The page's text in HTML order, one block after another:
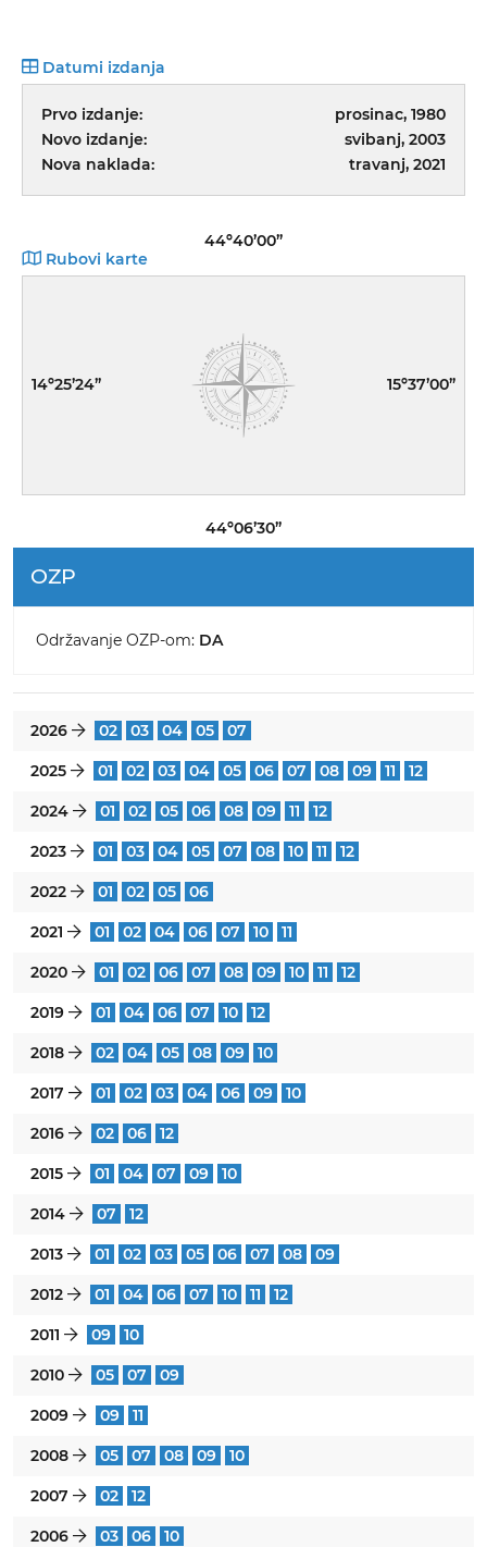
Datumi izdanja
Prvo izdanje:
prosinac, 1980
Novo izdanje:
svibanj, 2003
Nova naklada:
travanj, 2021
Rubovi karte
44º40’00”
15º37’00”
44º06’30”
14º25’24”
OZP
Održavanje OZP-om: DA
2026 } 02 03 04 05 07
2025 } 01 02 03 04 05 06 07 08 09 11 12
2024 } 01 02 05 06 08 09 11 12
2023 } 01 03 04 05 07 08 10 11 12
2022 } 01 02 05 06
2021 } 01 02 04 06 07 10 11
2020 } 01 02 06 07 08 09 10 11 12
2019 } 01 04 06 07 10 12
2018 } 02 04 05 08 09 10
2017 } 01 02 03 04 06 09 10
2016 } 02 06 12
2015 } 01 04 07 09 10
2014 } 07 12
2013 } 01 02 03 05 06 07 08 09
2012 } 01 04 06 07 10 11 12
2011 } 09 10
2010 } 05 07 09
2009 } 09 11
2008 } 05 07 08 09 10
2007 } 02 12
2006 } 03 06 10